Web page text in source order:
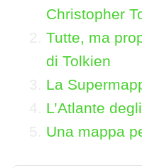
Christopher
Tutte, ma
di Tolkien
La
L’Atlante
Una mappa